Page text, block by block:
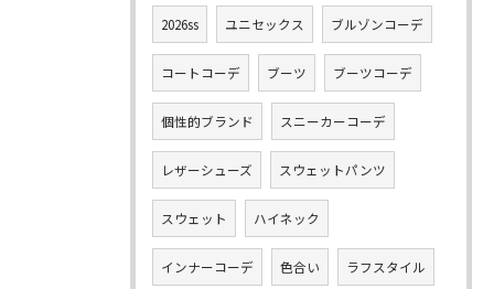
2026ss ユニセックス ブルゾンコーデ
コートコーデ ブーツ ブーツコーデ
個性的ブランド スニーカーコーデ
レザーシューズ スウェットパンツ
スウェット ハイネック
インナーコーデ 色合い ラフスタイル